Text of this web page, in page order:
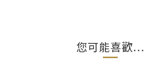
您可能喜歡...